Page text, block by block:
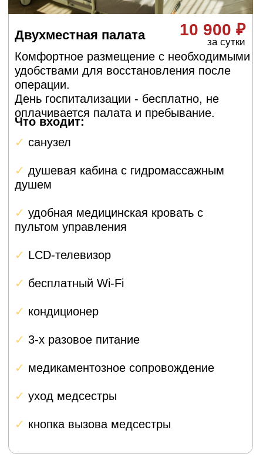
При этой операции заменяют только головку
плечевой кости, оставляя впадину лопатки
нетронутой. Это менее инвазивная процедура,
используется при переломах, некрозе головки,
ранних стадиях артроза.
плечевого сустава
(гемиартропластика)
ослабился, сломался или вызвал инфекцию.
Операция сложнее, чем первичная, потому что
кость уже повреждена и нужно устанавливать
Ревизионное (повторное)
эндопротезирование
плечевого сустава
вокруг плечевого сустава не
находится на впадине лопатки, гнездо — на
Реверсивное
Забота о каждом
Персональное
этапах
Мы понимаем, что операция — это стресс,